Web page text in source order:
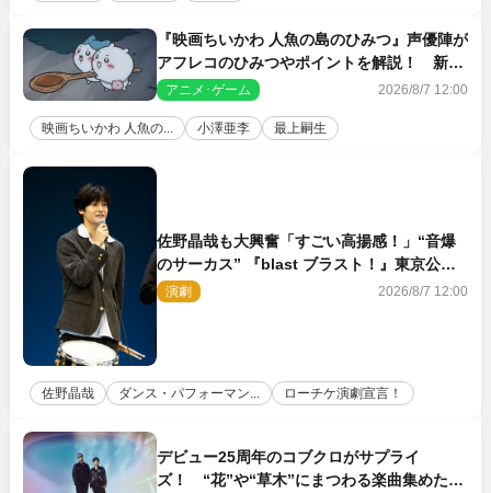
『映画ちいかわ 人魚の島のひみつ』声優陣が
アフレコのひみつやポイントを解説！ 新カ
ットも到着
アニメ･ゲーム 2026/8/7 12:00
映画ちいかわ 人魚の... 小澤亜李 最上嗣生
佐野晶哉も大興奮「すごい高揚感！」“音爆
のサーカス” 『blast ブラスト！』東京公演
が開幕！
演劇 2026/8/7 12:00
佐野晶哉 ダンス・パフォーマン... ローチケ演劇宣言！
デビュー25周年のコブクロがサプライ
ズ！ “花”や“草木”にまつわる楽曲集めた新